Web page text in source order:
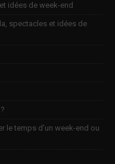
idées de week-end
spectacles et idées de
le temps d’un week-end ou